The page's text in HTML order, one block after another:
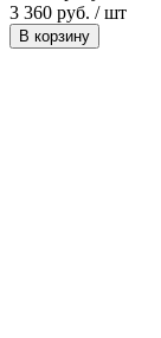
3 360 руб. / шт
В корзину